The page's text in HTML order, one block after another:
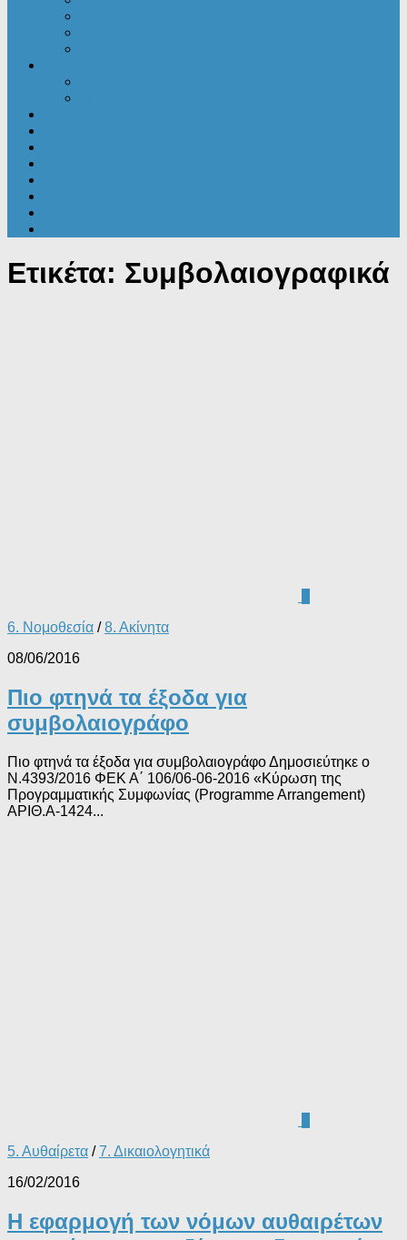
Ετικέτα: Συμβολαιογραφικά
6. Νομοθεσία /8. Ακίνητα
08/06/2016
Πιο φτηνά τα έξοδα για
συμβολαιογράφο
Πιο φτηνά τα έξοδα για συμβολαιογράφο Δημοσιεύτηκε ο
Ν.4393/2016 ΦΕΚ Α΄ 106/06-06-2016 «Κύρωση της
Προγραμματικής Συμφωνίας (Programme Arrangement)
ΑΡΙΘ.Α-1424...
5. Αυθαίρετα /7. Δικαιολογητικά
16/02/2016
Η εφαρμογή των νόμων αυθαιρέτων